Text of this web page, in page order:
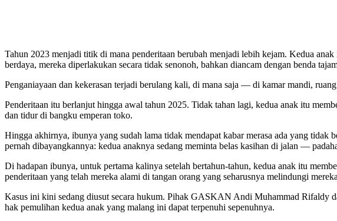
Tahun 2023 menjadi titik di mana penderitaan berubah menjadi lebih kejam. Kedua
berdaya, mereka diperlakukan secara tidak senonoh, bahkan diancam dengan benda
Penganiayaan dan kekerasan terjadi berulang kali, di mana saja — di kamar mandi,
Penderitaan itu berlanjut hingga awal tahun 2025. Tidak tahan lagi, kedua anak itu
dan tidur di bangku emperan toko.
Hingga akhirnya, ibunya yang sudah lama tidak mendapat kabar merasa ada yang
pernah dibayangkannya: kedua anaknya sedang meminta belas kasihan di jalan —
Di hadapan ibunya, untuk pertama kalinya setelah bertahun-tahun, kedua anak itu
penderitaan yang telah mereka alami di tangan orang yang seharusnya melindungi
Kasus ini kini sedang diusut secara hukum. Pihak GASKAN Andi Muhammad Rifaldy
hak pemulihan kedua anak yang malang ini dapat terpenuhi sepenuhnya.